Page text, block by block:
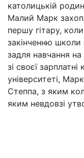
католицькій
Малий Марк
першу гітару,
закінченню школи
задля навчання
зі своєї
університеті,
Степпа, з яким
яким невдовзі